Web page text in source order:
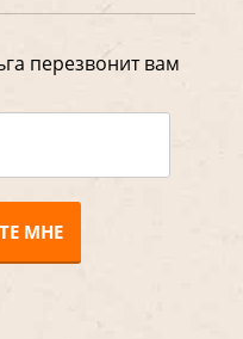
перезвонит вам
МНЕ